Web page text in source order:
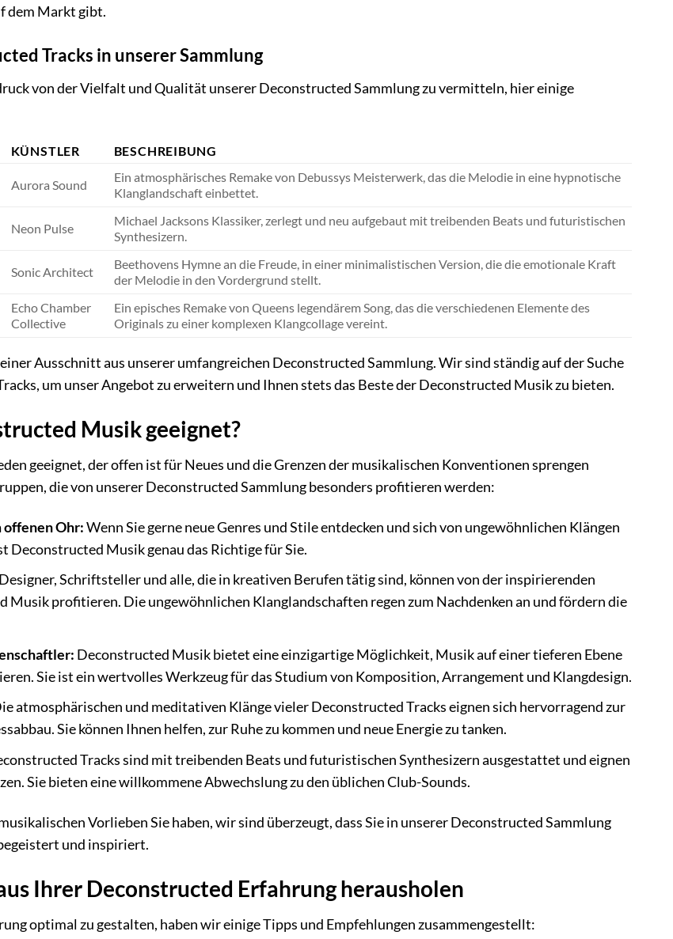
dem Markt gibt.
Tracks in unserer Sammlung
von der Vielfalt und Qualität unserer Deconstructed Sammlung zu vermitteln, hier einige
KÜNSTLER BESCHREIBUNG
Aurora Sound
Ein atmosphärisches Remake von Debussys Meisterwerk, das die Melodie in eine hypnotische
Klanglandschaft einbettet.
Neon Pulse
Michael Jacksons Klassiker, zerlegt und neu aufgebaut mit treibenden Beats und futuristischen
Synthesizern.
Sonic Architect
Beethovens Hymne an die Freude, in einer minimalistischen Version, die die emotionale Kraft
der Melodie in den Vordergrund stellt.
Echo Chamber
Collective
Ein episches Remake von Queens legendärem Song, das die verschiedenen Elemente des
Originals zu einer komplexen Klangcollage vereint.
Ausschnitt aus unserer umfangreichen Deconstructed Sammlung. Wir sind ständig auf der Suche
um unser Angebot zu erweitern und Ihnen stets das Beste der Deconstructed Musik zu bieten.
Musik geeignet?
geeignet, der offen ist für Neues und die Grenzen der musikalischen Konventionen sprengen
die von unserer Deconstructed Sammlung besonders profitieren werden:
Ohr:Wenn Sie gerne neue Genres und Stile entdecken und sich von ungewöhnlichen Klängen
Deconstructed Musik genau das Richtige für Sie.
Schriftsteller und alle, die in kreativen Berufen tätig sind, können von der inspirierenden
Musik profitieren. Die ungewöhnlichen Klanglandschaften regen zum Nachdenken an und fördern die
Deconstructed Musik bietet eine einzigartige Möglichkeit, Musik auf einer tieferen Ebene
Sie ist ein wertvolles Werkzeug für das Studium von Komposition, Arrangement und Klangdesign.
atmosphärischen und meditativen Klänge vieler Deconstructed Tracks eignen sich hervorragend zur
Sie können Ihnen helfen, zur Ruhe zu kommen und neue Energie zu tanken.
Tracks sind mit treibenden Beats und futuristischen Synthesizern ausgestattet und eignen
Sie bieten eine willkommene Abwechslung zu den üblichen Club-Sounds.
Vorlieben Sie haben, wir sind überzeugt, dass Sie in unserer Deconstructed Sammlung
und inspiriert.
Ihrer Deconstructed Erfahrung herausholen
optimal zu gestalten, haben wir einige Tipps und Empfehlungen zusammengestellt: